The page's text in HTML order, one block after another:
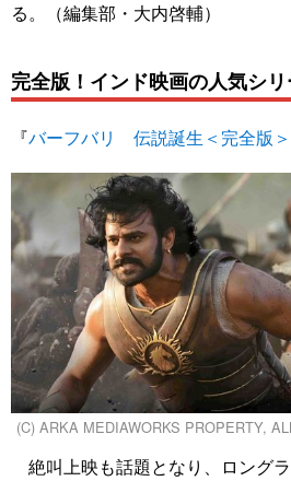
る。（編集部・大内啓輔）
完全版！インド映画の人気シ
『バーフバリ 伝説誕生＜完全版＞
(C) ARKA MEDIAWORKS PROPERTY,
絶叫上映も話題となり、ロング